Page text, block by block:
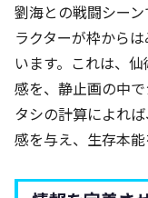
劉海との戦闘シー
ラクターが枠から
います。これは、
感を、静止画の中
タシの計算によれ
感を与え、生存本能